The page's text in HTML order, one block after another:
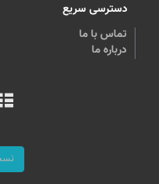
دسترسی سریع
تماس با ما
درباره ما